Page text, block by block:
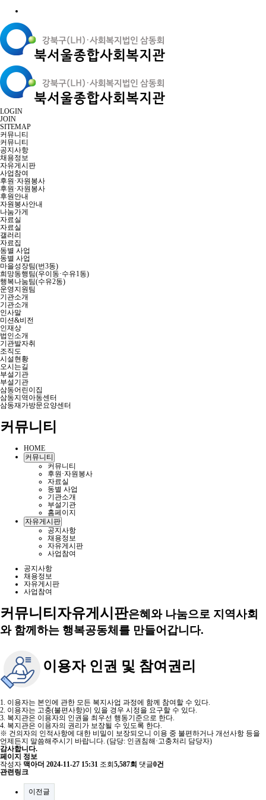
LOGIN
JOIN
SITEMAP
커뮤니티
커뮤니티
공지사항
채용정보
자유게시판
사업참여
후원·자원봉사
후원·자원봉사
후원안내
자원봉사안내
나눔가게
자료실
자료실
갤러리
자료집
동별 사업
동별 사업
마을성장팀(번3동)
희망동행팀(우이동·수유1동)
행복나눔팀(수유2동)
운영지원팀
기관소개
기관소개
인사말
미션&비전
인재상
법인소개
기관발자취
조직도
시설현황
오시는길
부설기관
부설기관
삼동어린이집
삼동지역아동센터
삼동재가방문요양센터
커뮤니티
HOME
커뮤니티
커뮤니티
후원·자원봉사
자료실
동별 사업
기관소개
부설기관
홈페이지
자유게시판
공지사항
채용정보
자유게시판
사업참여
공지사항
채용정보
자유게시판
사업참여
커뮤니티 자유게시판은혜와 나눔으로 지역사회
와 함께하는 행복공동체를 만들어갑니다.
이용자 인권 및 참여권리
1. 이용자는 본인에 관한 모든 복지사업 과정에 함께 참여할 수 있다.
2. 이용자는 고충(불편사항)이 있을 경우 시정을 요구할 수 있다.
3. 복지관은 이용자의 인권을 최우선 행동기준으로 한다.
4. 복지관은 이용자의 권리가 보장될 수 있도록 한다.
※ 건의자의 인적사항에 대한 비밀이 보장되오니 이용 중 불편하거나 개선사항 등을
언제든지 말씀해주시기 바랍니다. (담당: 인권침해·고충처리 담당자)
감사합니다.
페이지 정보
작성자 맥아더 2024-11-27 15:31 조회 5,587회 댓글0건
관련링크
이전글